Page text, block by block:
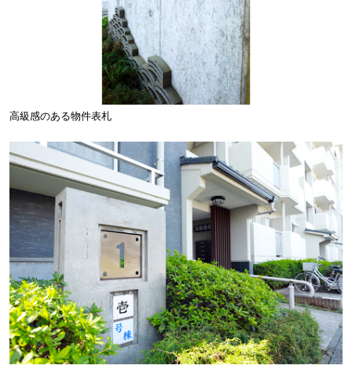
高級感のある物件表札